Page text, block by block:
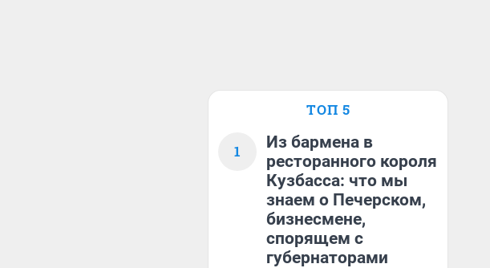
ТОП 5
1
Из бармена в
ресторанного короля
Кузбасса: что мы
знаем о Печерском,
бизнесмене,
спорящем с
губернаторами